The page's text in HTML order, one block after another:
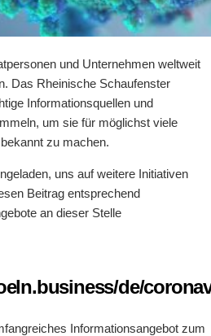
und Unternehmen weltweit
Das Rheinische Schaufenster
Informationsquellen und
um sie für möglichst viele
zu machen.
uns auf weitere Initiativen
Beitrag entsprechend
an dieser Stelle
de/
Informationsangebot zum